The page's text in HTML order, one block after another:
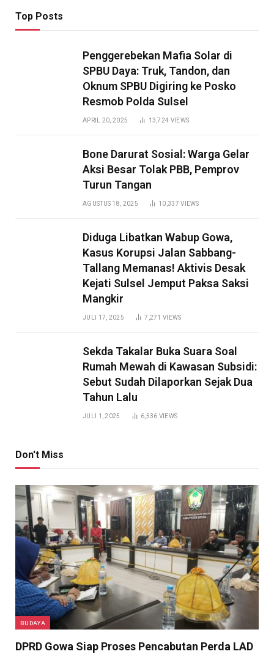
Top Posts
Penggerebekan Mafia Solar di
SPBU Daya: Truk, Tandon, dan
Oknum SPBU Digiring ke Posko
Resmob Polda Sulsel
APRIL 20, 2025 13,724 VIEWS
Bone Darurat Sosial: Warga Gelar
Aksi Besar Tolak PBB, Pemprov
Turun Tangan
AGUSTUS 18, 2025 10,337VIEWS
Diduga Libatkan Wabup Gowa,
Kasus Korupsi Jalan Sabbang-
Tallang Memanas! Aktivis Desak
Kejati Sulsel Jemput Paksa Saksi
Mangkir
JULI 17, 2025 7,271VIEWS
Sekda Takalar Buka Suara Soal
Rumah Mewah di Kawasan Subsidi:
Sebut Sudah Dilaporkan Sejak Dua
Tahun Lalu
JULI 1, 2025 6,536 VIEWS
Don't Miss
BUDAYA
DPRD Gowa Siap Proses Pencabutan Perda LAD